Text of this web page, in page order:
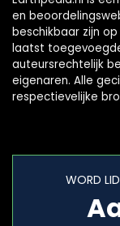
en
beschikbaar zijn
laatst
auteursrechtelijk
eigenaren. Alle
respectievelijke
WORD